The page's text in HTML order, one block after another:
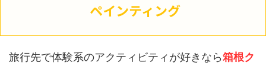
ペインティング
旅行先で体験系のアクティビティが好きなら箱根ク